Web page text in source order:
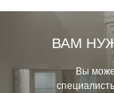
ВАМ
Вы